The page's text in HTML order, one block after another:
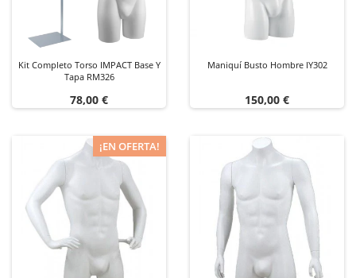
Kit Completo Torso IMPACT Base Y
Tapa RM326
Precio
78,00 €
Maniquí Busto Hombre IY302
Precio
150,00 €
¡EN OFERTA!